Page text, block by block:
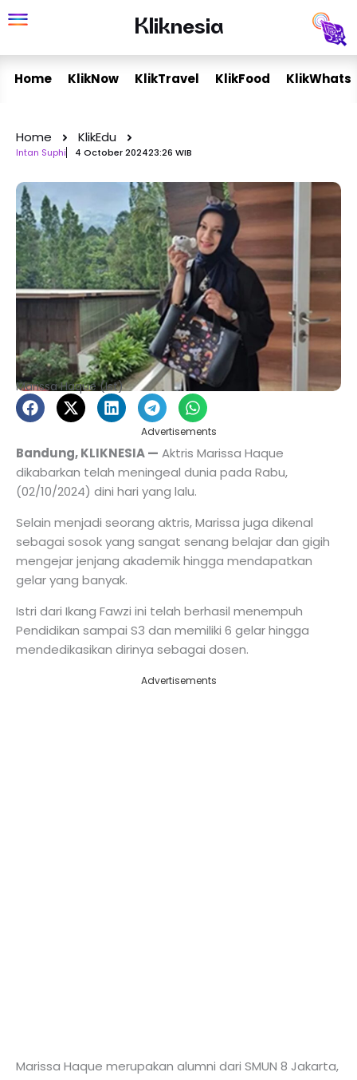
to
Kliknesia
Kliknesia
Home KlikNow KlikTravel KlikFood KlikWhats
Home KlikEdu
Intan Suphi 4 October 202423:26 WIB
Marissa Haque (Ist)
Advertisements
Bandung, KLIKNESIA — Aktris Marissa Haque
dikabarkan telah meningeal dunia pada Rabu,
(02/10/2024) dini hari yang lalu.
Selain menjadi seorang aktris, Marissa juga dikenal
sebagai sosok yang sangat senang belajar dan gigih
mengejar jenjang akademik hingga mendapatkan
gelar yang banyak.
Istri dari Ikang Fawzi ini telah berhasil menempuh
Pendidikan sampai S3 dan memiliki 6 gelar hingga
mendedikasikan dirinya sebagai dosen.
Advertisements
Marissa Haque merupakan alumni dari SMUN 8 Jakarta,